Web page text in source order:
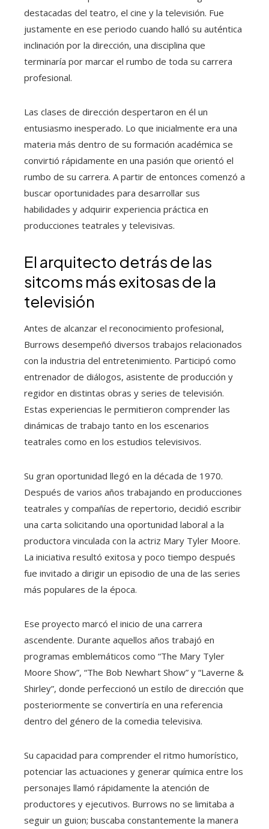
destacadas del teatro, el cine y la televisión. Fue
justamente en ese periodo cuando halló su auténtica
inclinación por la dirección, una disciplina que
terminaría por marcar el rumbo de toda su carrera
profesional.
Las clases de dirección despertaron en él un
entusiasmo inesperado. Lo que inicialmente era una
materia más dentro de su formación académica se
convirtió rápidamente en una pasión que orientó el
rumbo de su carrera. A partir de entonces comenzó a
buscar oportunidades para desarrollar sus
habilidades y adquirir experiencia práctica en
producciones teatrales y televisivas.
El arquitecto detrás de las
sitcoms más exitosas de la
televisión
Antes de alcanzar el reconocimiento profesional,
Burrows desempeñó diversos trabajos relacionados
con la industria del entretenimiento. Participó como
entrenador de diálogos, asistente de producción y
regidor en distintas obras y series de televisión.
Estas experiencias le permitieron comprender las
dinámicas de trabajo tanto en los escenarios
teatrales como en los estudios televisivos.
Su gran oportunidad llegó en la década de 1970.
Después de varios años trabajando en producciones
teatrales y compañías de repertorio, decidió escribir
una carta solicitando una oportunidad laboral a la
productora vinculada con la actriz Mary Tyler Moore.
La iniciativa resultó exitosa y poco tiempo después
fue invitado a dirigir un episodio de una de las series
más populares de la época.
Ese proyecto marcó el inicio de una carrera
ascendente. Durante aquellos años trabajó en
programas emblemáticos como “The Mary Tyler
Moore Show”, “The Bob Newhart Show” y “Laverne &
Shirley”, donde perfeccionó un estilo de dirección que
posteriormente se convertiría en una referencia
dentro del género de la comedia televisiva.
Su capacidad para comprender el ritmo humorístico,
potenciar las actuaciones y generar química entre los
personajes llamó rápidamente la atención de
productores y ejecutivos. Burrows no se limitaba a
seguir un guion; buscaba constantemente la manera